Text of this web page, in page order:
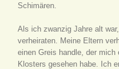
Schimären.
Als ich zwanzig Jahre alt
verheiraten. Meine Eltern
einen Greis handle, der
Klosters gesehen habe. Ich